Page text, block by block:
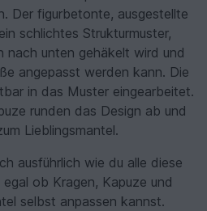
Der figurbetonte, ausgestellte
schlichtes Strukturmuster,
nach unten gehäkelt wird und
angepasst werden kann. Die
in das Muster eingearbeitet.
runden das Design ab und
Lieblingsmantel.
ausführlich wie du alle diese
ob Kragen, Kapuze und
selbst anpassen kannst.